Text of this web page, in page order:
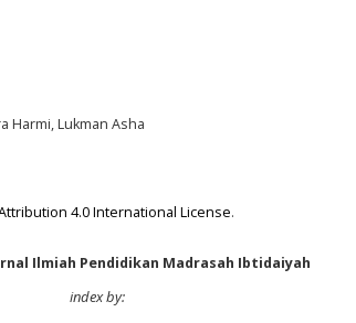
Harmi, Lukman Asha
4.0 International License.
Ilmiah Pendidikan Madrasah Ibtidaiyah
index by: